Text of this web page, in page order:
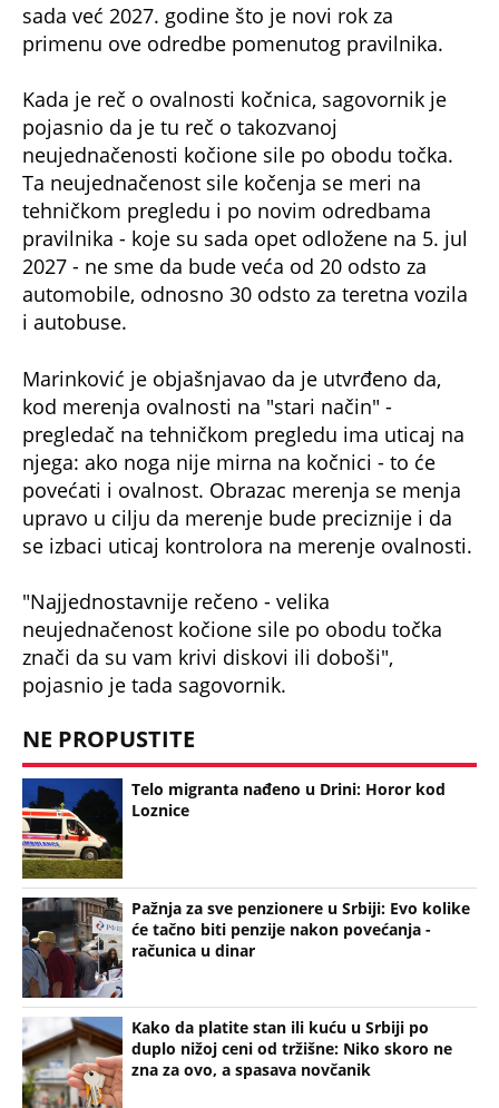
sada već 2027. godine što je novi rok za
primenu ove odredbe pomenutog pravilnika.
Kada je reč o ovalnosti kočnica, sagovornik je
pojasnio da je tu reč o takozvanoj
neujednačenosti kočione sile po obodu točka.
Ta neujednačenost sile kočenja se meri na
tehničkom pregledu i po novim odredbama
pravilnika - koje su sada opet odložene na 5. jul
2027 - ne sme da bude veća od 20 odsto za
automobile, odnosno 30 odsto za teretna vozila
i autobuse.
Marinković je objašnjavao da je utvrđeno da,
kod merenja ovalnosti na "stari način" -
pregledač na tehničkom pregledu ima uticaj na
njega: ako noga nije mirna na kočnici - to će
povećati i ovalnost. Obrazac merenja se menja
upravo u cilju da merenje bude preciznije i da
se izbaci uticaj kontrolora na merenje ovalnosti.
"Najjednostavnije rečeno - velika
neujednačenost kočione sile po obodu točka
znači da su vam krivi diskovi ili doboši",
pojasnio je tada sagovornik.
NE PROPUSTITE
Telo migranta nađeno u Drini: Horor kod
Loznice
Pažnja za sve penzionere u Srbiji: Evo kolike
će tačno biti penzije nakon povećanja -
računica u dinar
Kako da platite stan ili kuću u Srbiji po
duplo nižoj ceni od tržišne: Niko skoro ne
zna za ovo, a spasava novčanik